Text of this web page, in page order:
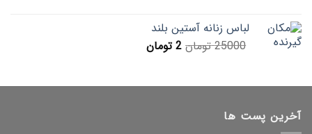
لباس زنانه آستین بلند
25000 تومان 2 تومان
آخرین پست ها